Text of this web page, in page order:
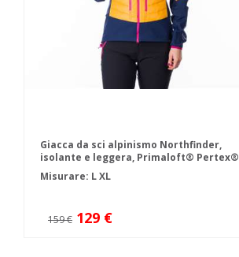
Giacca da sci alpinismo Northfinder,
isolante e leggera, Primaloft® Pertex®
TAN
Misurare: LXL
159 € 129 €